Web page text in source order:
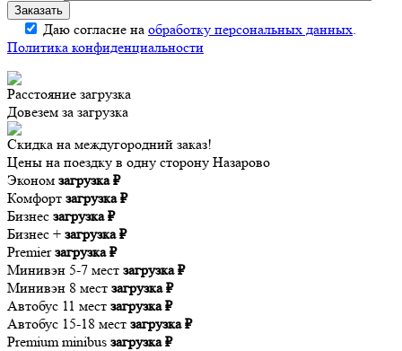
Даю согласие на обработку персональных данных.
Политика конфиденциальности
Расстояние загрузка
Довезем за загрузка
Скидка на междугородний заказ!
Цены на поездку в одну сторону Назарово
Эконом загрузка ₽
Комфорт загрузка ₽
Бизнес загрузка ₽
Бизнес + загрузка ₽
Premier загрузка ₽
Минивэн 5-7 мест загрузка ₽
Минивэн 8 мест загрузка ₽
Автобус 11 мест загрузка ₽
Автобус 15-18 мест загрузка ₽
Premium minibus загрузка ₽